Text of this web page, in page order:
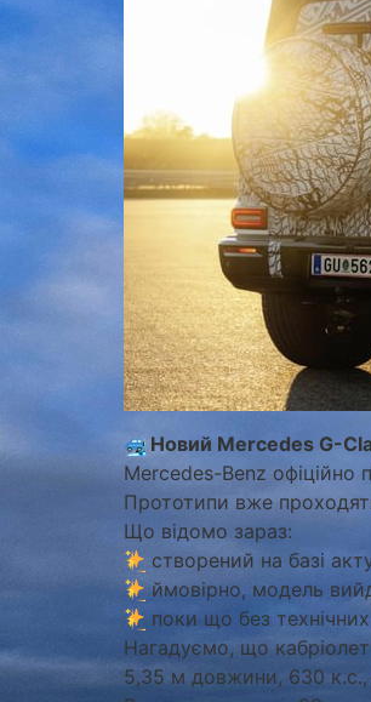
Новий Mercedes G-
Mercedes-Benz офіційно
Прототипи вже
Що відомо зараз:
створений на базі
ймовірно, модель
поки що без
Нагадуємо, що
5,35 м довжини, 630 к.с.,